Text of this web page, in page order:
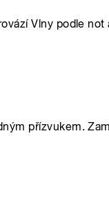
Vlny podle
přízvukem.